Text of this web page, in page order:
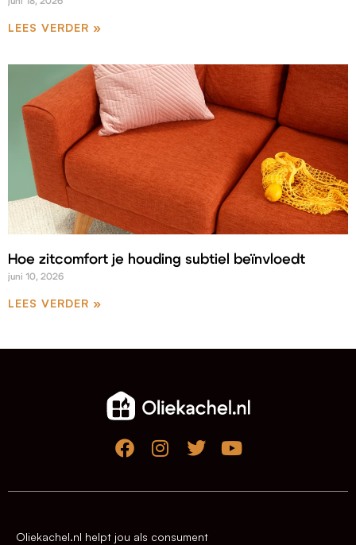
LEES VERDER »
Hoe zitcomfort je houding subtiel beïnvloedt
juni 10, 2026
LEES VERDER »
Oliekachel.nl helpt jou als consument